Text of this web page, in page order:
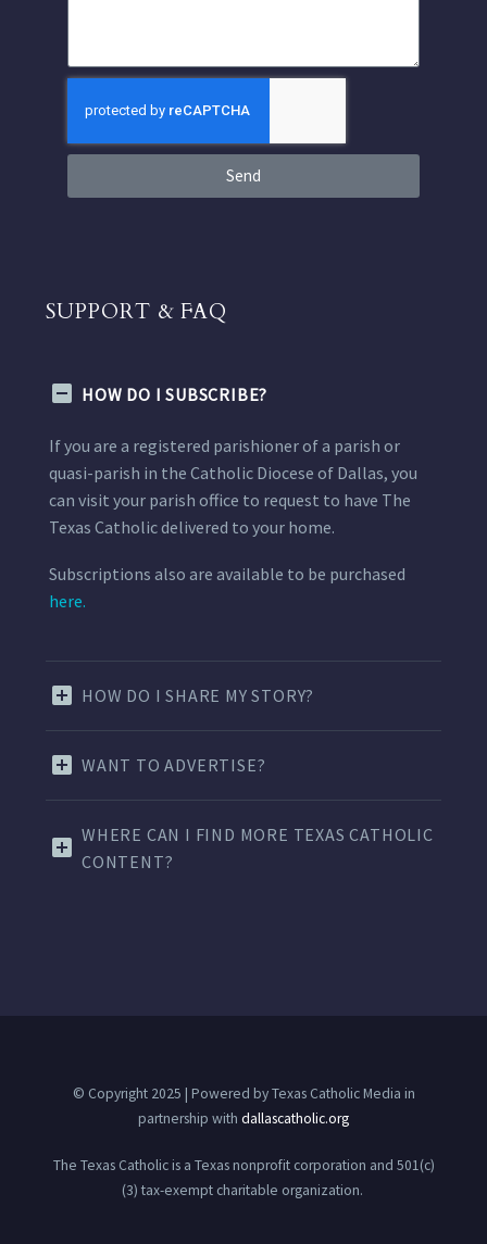
Send
SUPPORT & FAQ
HOW DO I SUBSCRIBE?
If you are a registered parishioner of a parish or
quasi-parish in the Catholic Diocese of Dallas, you
can visit your parish office to request to have The
Texas Catholic delivered to your home.
Subscriptions also are available to be purchased
here.
HOW DO I SHARE MY STORY?
WANT TO ADVERTISE?
WHERE CAN I FIND MORE TEXAS CATHOLIC
CONTENT?
© Copyright 2025 | Powered by Texas Catholic Media in
partnership with dallascatholic.org
The Texas Catholic is a Texas nonprofit corporation and 501(c)
(3) tax-exempt charitable organization.